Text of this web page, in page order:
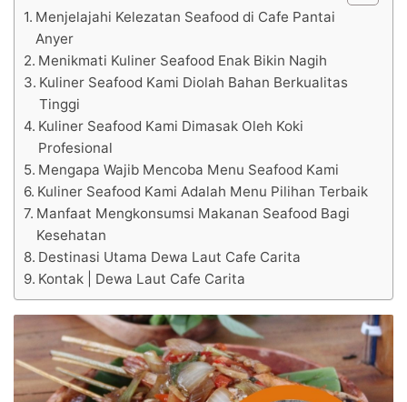
Menjelajahi Kelezatan Seafood di Cafe Pantai
Anyer
Menikmati Kuliner Seafood Enak Bikin Nagih
Kuliner Seafood Kami Diolah Bahan Berkualitas
Tinggi
Kuliner Seafood Kami Dimasak Oleh Koki
Profesional
Mengapa Wajib Mencoba Menu Seafood Kami
Kuliner Seafood Kami Adalah Menu Pilihan Terbaik
Manfaat Mengkonsumsi Makanan Seafood Bagi
Kesehatan
Destinasi Utama Dewa Laut Cafe Carita
Kontak | Dewa Laut Cafe Carita